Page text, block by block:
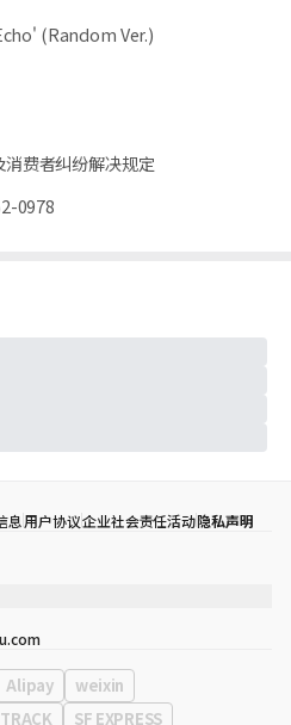
(Random Ver.)
费者纠纷解决规定
0978
息用户协议企业社会责任活动隐私声明
513号 3楼 （三成洞， coex)
Alipay
weixin
SF EXPRESS